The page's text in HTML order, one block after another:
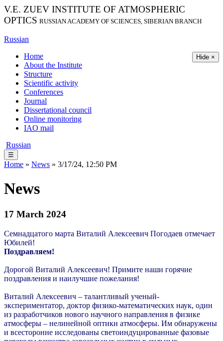
V.E. ZUEV INSTITUTE OF ATMOSPHERIC
OPTICS RUSSIAN ACADEMY OF SCIENCES, SIBERIAN BRANCH
Russian
Hide ×
Home
About the Institute
Structure
Scientific activity
Conferences
Journal
Dissertational council
Online monitoring
IAO mail
Russian
☰
Home » News » 3/17/24, 12:50 PM
News
17 March 2024
Семнадцатого марта Виталий Алексеевич Погодаев отмечает
Юбилей!
Поздравляем!
Дорогой Виталий Алексеевич! Примите наши горячие
поздравления и наилучшие пожелания!
Виталий Алексеевич – талантливый ученый-
экспериментатор, доктор физико-математических наук, один
из разработчиков нового научного направления в физике
атмосферы – нелинейной оптики атмосферы. Им обнаружены
и всесторонне исследованы светоиндуцированные фазовые